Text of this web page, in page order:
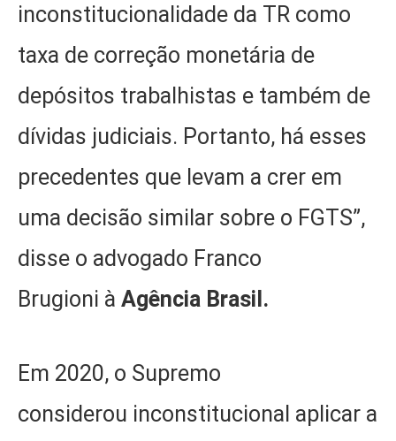
inconstitucionalidade da TR como
taxa de correção monetária de
depósitos trabalhistas e também de
dívidas judiciais. Portanto, há esses
precedentes que levam a crer em
uma decisão similar sobre o FGTS”,
disse o advogado Franco
Brugioni à Agência Brasil.
Em 2020, o Supremo
considerou inconstitucional aplicar a